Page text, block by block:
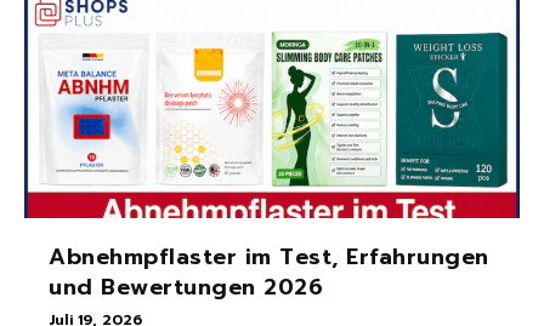
Abnehmpflaster im Test, Erfahrungen
und Bewertungen 2026
Juli 19, 2026